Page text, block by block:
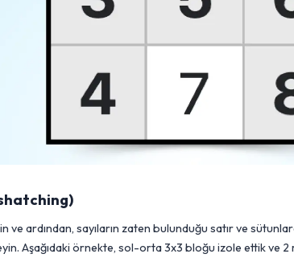
ve ardından, sayıların zaten bulunduğu satır ve
Aşağıdaki örnekte, sol-orta 3x3 bloğu izole ettik ve 2